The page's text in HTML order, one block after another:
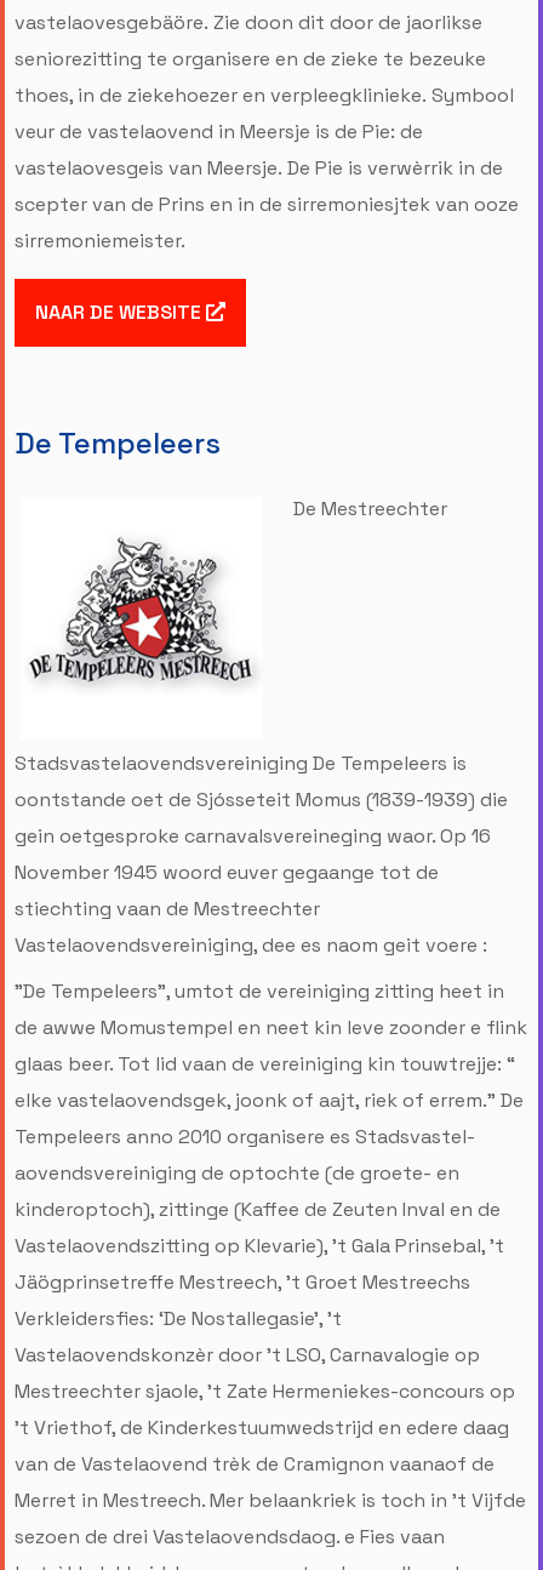
vastelaovesgebäöre. Zie doon dit door de jaorlikse
seniorezitting te organisere en de zieke te bezeuke
thoes, in de ziekehoezer en verpleegklinieke. Symbool
veur de vastelaovend in Meersje is de Pie: de
vastelaovesgeis van Meersje. De Pie is verwèrrik in de
scepter van de Prins en in de sirremoniesjtek van ooze
sirremoniemeister.
NAAR DE WEBSITE
De Tempeleers
De Mestreechter
Stadsvastelaovendsvereiniging De Tempeleers is
oontstande oet de Sjósseteit Momus (1839-1939) die
gein oetgesproke carnavalsvereineging waor. Op 16
November 1945 woord euver gegaange tot de
stiechting vaan de Mestreechter
Vastelaovendsvereiniging, dee es naom geit voere :
"De Tempeleers”, umtot de vereiniging zitting heet in
de awwe Momustempel en neet kin leve zoonder e flink
glaas beer. Tot lid vaan de vereiniging kin touwtrejje: “
elke vastelaovendsgek, joonk of aajt, riek of errem.” De
Tempeleers anno 2010 organisere es Stadsvastel-
aovendsvereiniging de optochte (de groete- en
kinderoptoch), zittinge (Kaffee de Zeuten Inval en de
Vastelaovendszitting op Klevarie), ’t Gala Prinsebal, ’t
Jäögprinsetreffe Mestreech, ’t Groet Mestreechs
Verkleidersfies: ‘De Nostallegasie’, ’t
Vastelaovendskonzèr door ’t LSO, Carnavalogie op
Mestreechter sjaole, ’t Zate Hermeniekes-concours op
’t Vriethof, de Kinderkestuumwedstrijd en edere daag
van de Vastelaovend trèk de Cramignon vaanaof de
Merret in Mestreech. Mer belaankriek is toch in ’t Vijfde
sezoen de drei Vastelaovendsdaog. e Fies vaan